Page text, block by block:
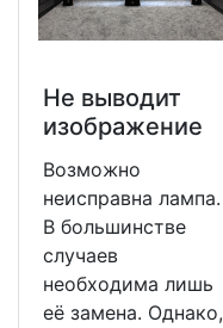
Не выводит
изображение
Возможно
неисправна лампа.
В большинстве
случаев
необходима лишь
её замена. Однако,